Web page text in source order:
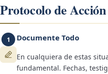
Protocolo de
1 Documente Todo
En cualquiera de estas
fundamental. Fechas,